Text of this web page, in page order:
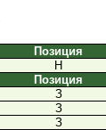
Позиция
Н
Позиция
З
З
З